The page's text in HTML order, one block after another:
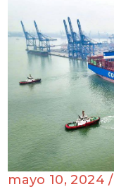
mayo 10, 2024 /